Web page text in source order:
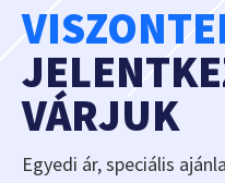
VÁRJUK
Egyedi ár, speciális